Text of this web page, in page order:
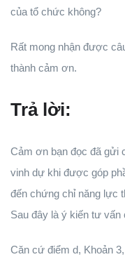
của tổ chức không?
Rất mong nhận được
thành cảm ơn.
Trả lời:
Cảm ơn bạn đọc đã gửi
vinh dự khi được góp
đến chứng chỉ năng lực
Sau đây là ý kiến tư vấn
Căn cứ điểm d, Khoản